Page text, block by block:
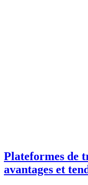
Plateformes de
avantages et